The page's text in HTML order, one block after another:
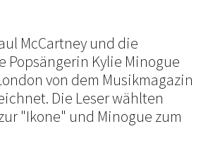
McCartney und die
Popsängerin Kylie Minogue
von dem Musikmagazin
Die Leser wählten
"Ikone" und Minogue zum